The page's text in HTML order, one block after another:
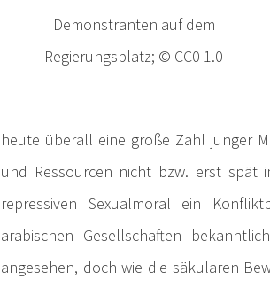
Demonstranten auf dem
Regierungsplatz; © CC0 1.0
heute überall eine große Zahl junger
und Ressourcen nicht bzw. erst spät
repressiven Sexualmoral ein
arabischen Gesellschaften
angesehen, doch wie die säkularen